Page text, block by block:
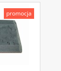
promocja